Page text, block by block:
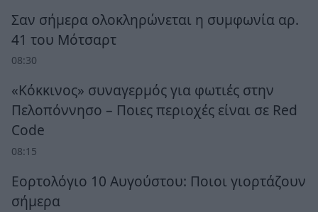
Σαν σήμερα ολοκληρώνεται η συμφωνία αρ.
41 του Μότσαρτ
08:30
«Κόκκινος» συναγερμός για φωτιές στην
Πελοπόννησο – Ποιες περιοχές είναι σε Red
Code
08:15
Εορτολόγιο 10 Αυγούστου: Ποιοι γιορτάζουν
σήμερα